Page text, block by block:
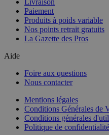
Paiement
Produits à poids variable
Nos points retrait gratuits
La Gazette des Pros
Aide
Foire aux questions
Nous contacter
Mentions légales
Conditions Générales de
Conditions générales
Politique de